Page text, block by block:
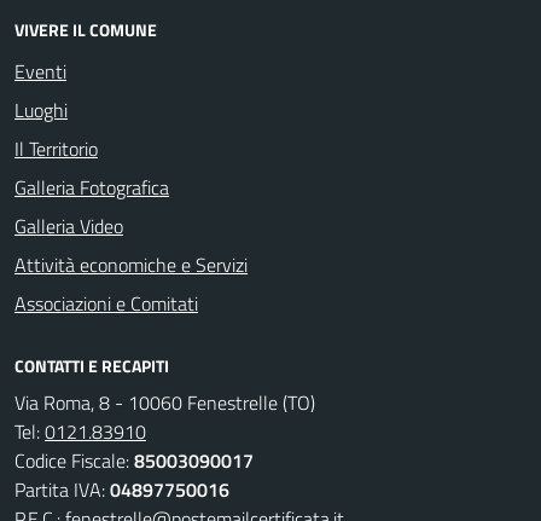
VIVERE IL COMUNE
Eventi
Luoghi
Il Territorio
Galleria Fotografica
Galleria Video
Attività economiche e Servizi
Associazioni e Comitati
CONTATTI E RECAPITI
Via Roma, 8 - 10060 Fenestrelle (TO)
Tel:0121.83910
Codice Fiscale:85003090017
Partita IVA:04897750016